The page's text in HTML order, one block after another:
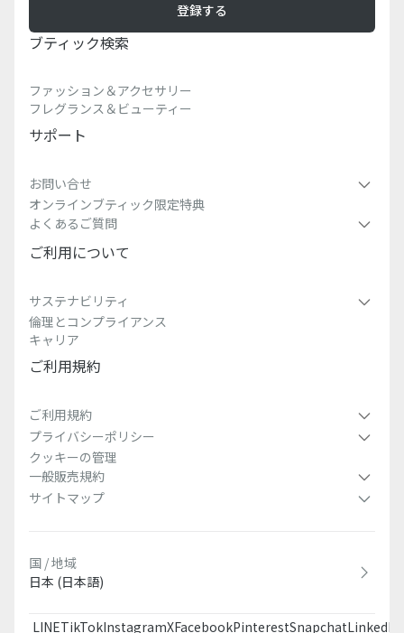
登録する
ブティック検索​
ファッション＆アクセサリー
フレグランス＆ビューティー
サポート
お問い合せ
オンラインブティック限定特典
よくあるご質問
ご利用について
サステナビリティ
倫理とコンプライアンス
キャリア
ご利用規約
ご利用規約
プライバシーポリシー
クッキーの管理
一般販売規約
サイトマップ
国 / 地域
日本 (日本語)
LINETikTokInstagramXFacebookPinterestSnapchatLinkedIn